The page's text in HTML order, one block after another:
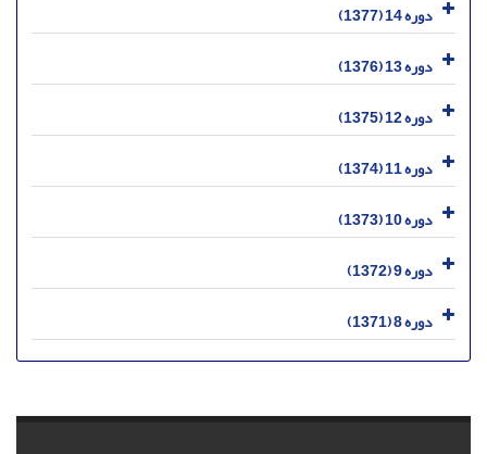
دوره 14 (1377)
دوره 13 (1376)
دوره 12 (1375)
دوره 11 (1374)
دوره 10 (1373)
دوره 9 (1372)
دوره 8 (1371)